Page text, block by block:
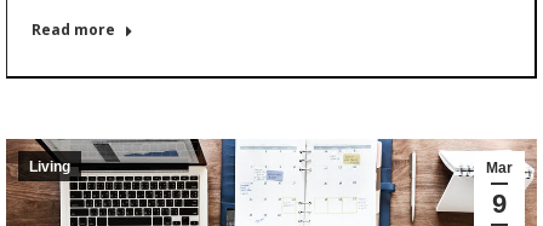
Read more
Mar
9
Living